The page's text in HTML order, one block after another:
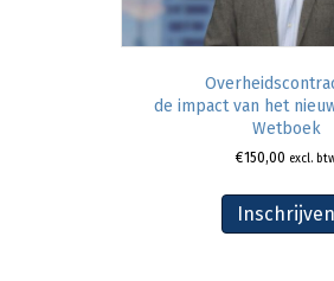
de impact van het
Wetboek
€150,00 excl.
Inschrijven